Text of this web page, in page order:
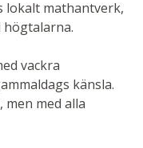
lokalt mathantverk,
vackra
känsla.
med alla